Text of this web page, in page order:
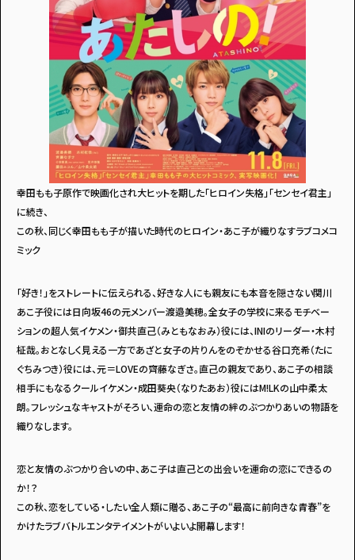
イベントに参加しよう！
・マイナビティーンズについて
・個人情報について
・読者プレゼント
・利用規約
・広告掲載のお問い合わせ
幸田もも子原作で映画化され大ヒットを期した「ヒロイン失格」「センセイ君主」
に続き、
この秋、同じく幸田もも子が描いた時代のヒロイン・あこ子が織りなすラブコメコ
ミック
「好き！」をストレートに伝えられる、好きな人にも親友にも本音を隠さない関川
あこ子役には日向坂46の元メンバー渡邉美穂。全女子の学校に来るモチベー
ションの超人気イケメン・御共直己（みともなおみ）役には、INIのリーダー・木村
柾哉。おとなしく見える一方であざと女子の片りんをのぞかせる谷口充希（たに
ぐちみつき）役には、元＝LOVEの齊藤なぎさ。直己の親友であり、あこ子の相談
相手にもなるクールイケメン・成田葵央（なりたあお）役にはM!LKの山中柔太
朗。フレッシュなキャストがそろい、運命の恋と友情の絆のぶつかりあいの物語を
織りなします。
恋と友情のぶつかり合いの中、あこ子は直己との出会いを運命の恋にできるの
か！？
この秋、恋をしている・したい全人類に贈る、あこ子の“最高に前向きな青春”を
かけたラブバトルエンタテイメントがいよいよ開幕します！